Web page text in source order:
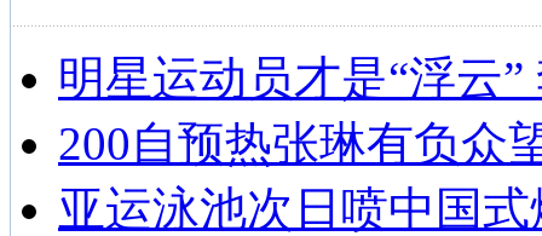
明星运动员才是“浮云
200自预热张琳有负众
亚运泳池次日喷中国